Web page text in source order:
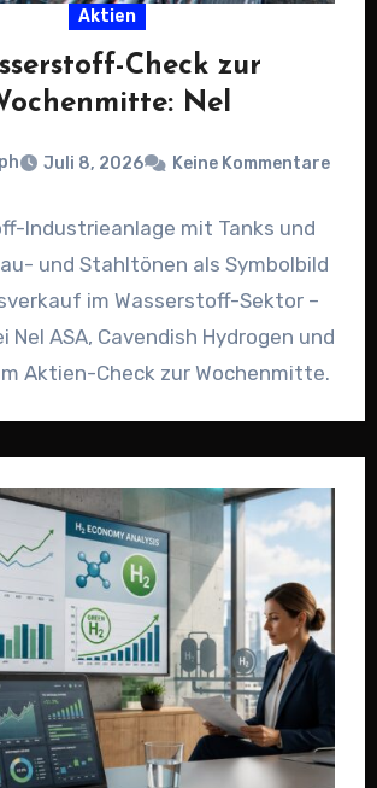
Aktien
Check zur
Nel
Juli 8, 2026 Keine Kommentare
Industrieanlage mit Tanks und
und Stahltönen als Symbolbild
im Wasserstoff-Sektor –
Nel ASA, Cavendish Hydrogen und
Aktien-Check zur Wochenmitte.